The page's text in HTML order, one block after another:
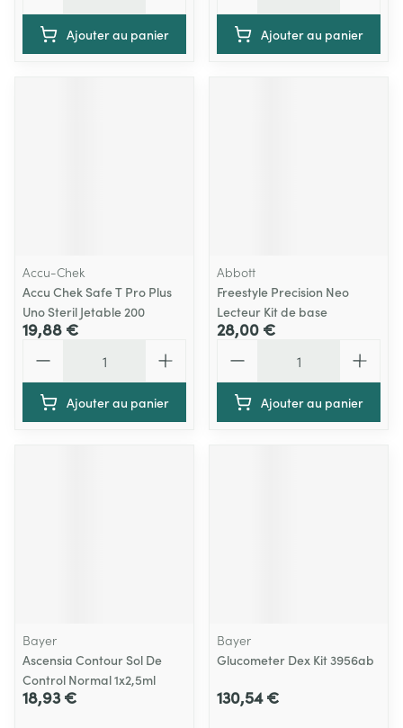
Ajouter au panier Ajouter au panier
Accu-Chek
Accu Chek Safe T Pro Plus
Uno Steril Jetable 200
19,88 €
Ajouter au panier
Abbott
Freestyle Precision Neo
Lecteur Kit de base
28,00 €
Ajouter au panier
Bayer
Ascensia Contour Sol De
Control Normal 1x2,5ml
18,93 €
Bayer
Glucometer Dex Kit 3956ab
130,54 €